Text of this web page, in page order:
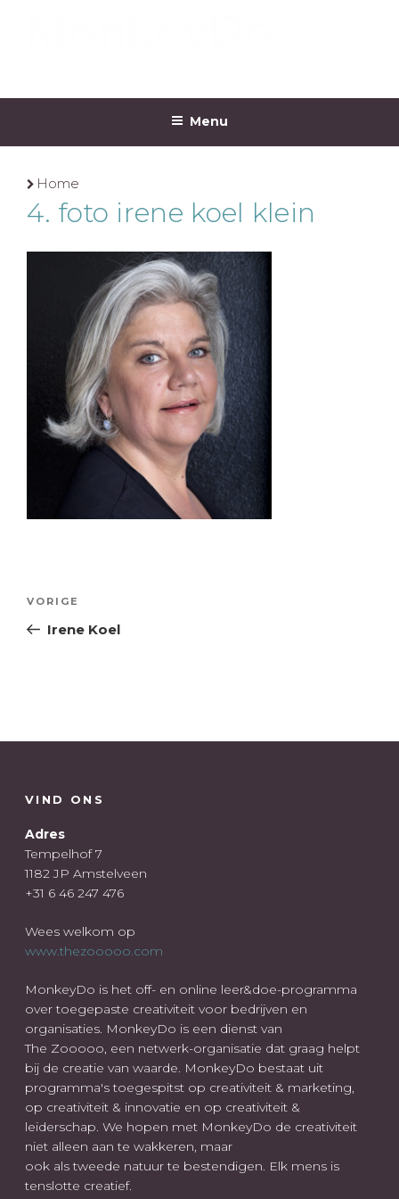
MONKEYDO
Menu
Home
4. foto irene koel klein
Vorig
bericht
VORIGE
Irene Koel
VIND ONS
Adres
Tempelhof 7
1182 JP Amstelveen
+31 6 46 247 476
Wees welkom op
www.thezooooo.com
MonkeyDo is het off- en online leer&doe-programma
over toegepaste creativiteit voor bedrijven en
organisaties. MonkeyDo is een dienst van
The Zooooo, een netwerk-organisatie dat graag helpt
bij de creatie van waarde. MonkeyDo bestaat uit
programma's toegespitst op creativiteit & marketing,
op creativiteit & innovatie en op creativiteit &
leiderschap. We hopen met MonkeyDo de creativiteit
niet alleen aan te wakkeren, maar
ook als tweede natuur te bestendigen. Elk mens is
tenslotte creatief.